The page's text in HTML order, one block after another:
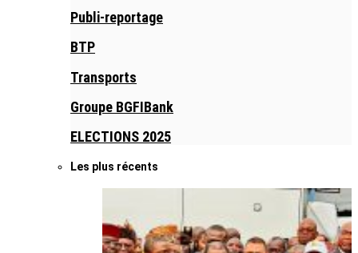
Publi-reportage
BTP
Transports
Groupe BGFIBank
ELECTIONS 2025
Les plus récents